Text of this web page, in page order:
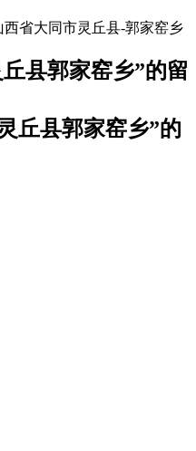
县郭家窑乡”的留